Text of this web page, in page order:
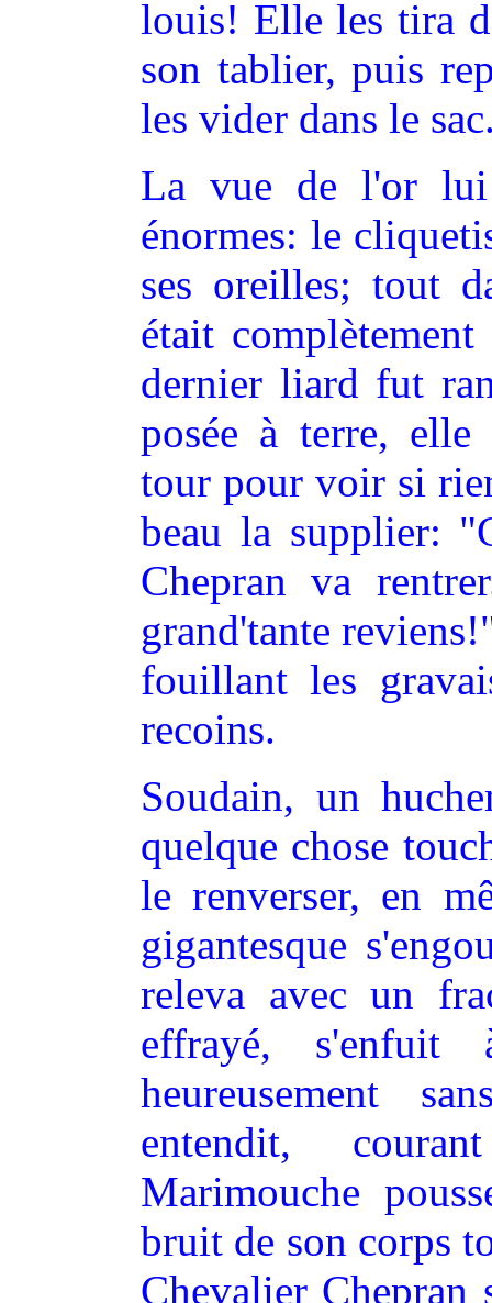
louis! Elle les tira
son tablier, puis
les vider dans le
La vue de l'or
énormes: le
ses oreilles; tout
était
dernier liard fut
posée à terre,
tour pour voir si
beau la supplier:
Chepran va
grand'tante
fouillant les
recoins.
Soudain, un
quelque chose
le renverser, en
gigantesque
releva avec un
effrayé, s'enfuit
heureusement
entendit,
Marimouche
bruit de son corps
Chevalier Chepran